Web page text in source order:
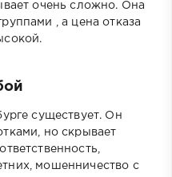
очень сложно. Она
, а цена отказа
существует. Он
но скрывает
мошенничество с